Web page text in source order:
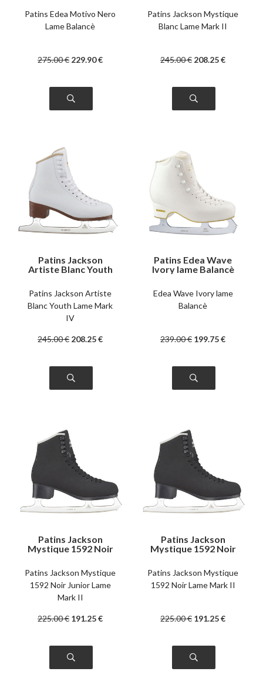
Patins Edea Motivo Nero
Lame Balancè
275.00€ 229.90€
Patins Jackson Mystique
Blanc Lame Mark II
245.00€ 208.25€
Patins Jackson
Artiste Blanc Youth
Patins Jackson Artiste
Blanc Youth Lame Mark
IV
245.00€ 208.25€
Patins Edea Wave
Ivory lame Balancè
Edea Wave Ivory lame
Balancè
239.00€ 199.75€
Patins Jackson
Mystique 1592 Noir
Patins Jackson Mystique
1592 Noir Junior Lame
Mark II
225.00€ 191.25€
Patins Jackson
Mystique 1592 Noir
Patins Jackson Mystique
1592 Noir Lame Mark II
225.00€ 191.25€